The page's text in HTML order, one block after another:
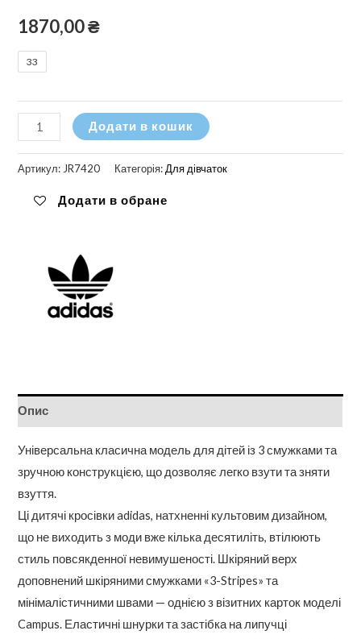
1870,00₴
33
Кросівки
Adidas
Campus
Comfort
Додати в кошик
Артикул:JR7420 Категорія:Для дівчаток
Додати в обране
Опис
Універсальна класична модель для дітей із 3 смужками та
зручною конструкцією, що дозволяє легко взути та зняти
взуття.
Ці дитячі кросівки adidas, натхненні культовим дизайном,
що не виходить з моди вже кілька десятиліть, втілюють
стиль повсякденної невимушеності. Шкіряний верх
доповнений шкіряними смужками «3-Stripes» та
мінімалістичними швами — однією з візитних карток моделі
Campus. Еластичні шнурки та застібка на липучці